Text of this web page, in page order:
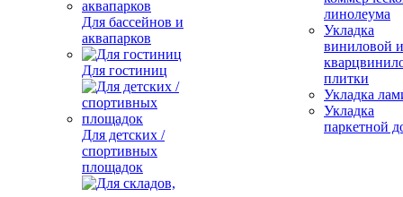
Для бассейнов и
аквапарков
Для гостиниц
Для детских /
спортивных
площадок
линолеума
Укладка
виниловой и
плитки
Укладка
Укладка
паркетной